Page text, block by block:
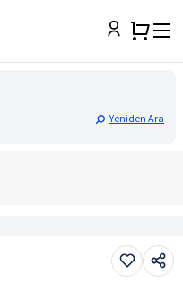
Yeniden Ara